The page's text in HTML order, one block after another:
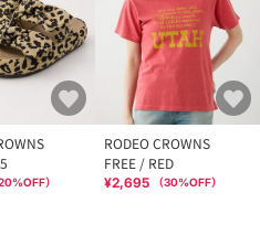
%OFF）
RODEO CROWNS
FREE / RED
¥2,695 （30%OFF）